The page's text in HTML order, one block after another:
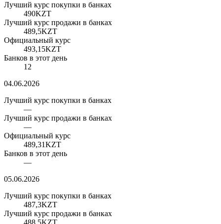
Лучший курс покупки в банках
490KZT
Лучший курс продажи в банках
489,5KZT
Официальный курс
493,15KZT
Банков в этот день
12
04.06.2026
Лучший курс покупки в банках
—
Лучший курс продажи в банках
—
Официальный курс
489,31KZT
Банков в этот день
—
05.06.2026
Лучший курс покупки в банках
487,3KZT
Лучший курс продажи в банках